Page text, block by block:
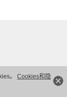
。 Cookies和隐